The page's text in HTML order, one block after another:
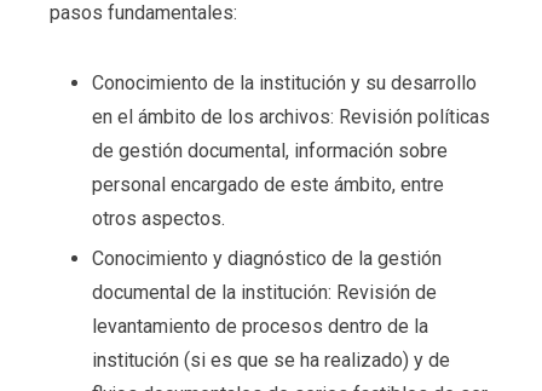
pasos fundamentales:
Conocimiento de la institución y su desarrollo
en el ámbito de los archivos: Revisión políticas
de gestión documental, información sobre
personal encargado de este ámbito, entre
otros aspectos.
Conocimiento y diagnóstico de la gestión
documental de la institución: Revisión de
levantamiento de procesos dentro de la
institución (si es que se ha realizado) y de